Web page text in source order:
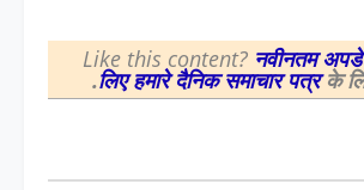
Like this content? नवीनतम
लिए हमारे दैनिक समाचार पत्रके